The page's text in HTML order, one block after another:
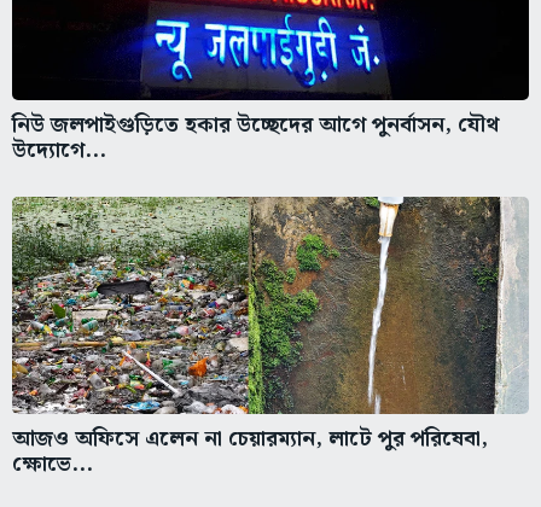
নিউ জলপাইগুড়িতে হকার উচ্ছেদের আগে পুনর্বাসন, যৌথ
উদ্যোগে...
আজও অফিসে এলেন না চেয়ারম্যান, লাটে পুর পরিষেবা,
ক্ষোভে...